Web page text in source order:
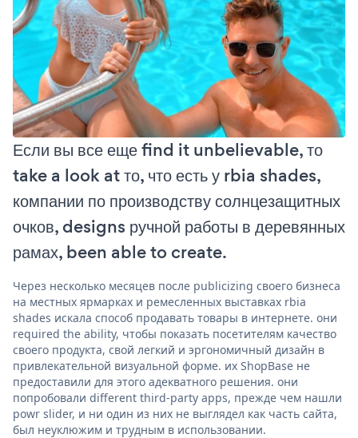
Если вы все еще find it unbelievable, то
take a look at то, что есть у rbia shades,
компании по производству солнцезащитных
очков, designs ручной работы в деревянных
рамах, been able to create.
Через несколько месяцев после publicizing своего бизнеса
на местных ярмарках и ремесленных выставках rbia
shades искала способ продавать товары в интернете. они
required the ability, чтобы показать посетителям качество
своего продукта, свой легкий и эргономичный дизайн в
привлекательной визуальной форме. их ShopBase не
предоставили для этого адекватного решения. они
попробовали different third-party apps, прежде чем нашли
powr slider, и ни один из них не выглядел как часть сайта,
был неуклюжим и трудным в использовании.